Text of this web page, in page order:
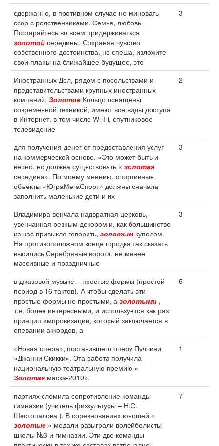
сдержанно, в противном случае не миновать
ссор с родственниками. Семья, любовь
Постарайтесь во всем придерживаться
золотой середины. Сохраняя чувство
собственного достоинства, не спеша, изложите
свои планы на ближайшее будущее, это
3
Иностранных Дел, рядом с посольствами и
представительствами крупных иностранных
компаний. Золотое Кольцо оснащены
современной техникой, имеют все виды доступа
в Интернет, в том числе Wi-Fi, спутниковое
телевидение
2
для получения денег от предоставления услуг
на коммерческой основе. «Это может быть и
верно, но должна существовать « золотая
середина». По моему мнению, спортивные
объекты «ЮграМегаСпорт» должны сначала
заполнить маленькие дети и их
3
Владимира венчала надвратная церковь,
увенчанная резным декором и, как большинство
из нас привыкло говорить, золотым куполом.
На противоположном конце городка так сказать
высились Серебряные ворота, не менее
массивные и праздничные
3
в джазовой музыке – простые формы (простой
период в 16 тактов). А чтобы сделать эти
простые формы не простыми, а золотыми ,
т.е. более интересными, и используется как раз
принцип импровизации, который заключается в
опевании аккордов, а
5
«Новая опера», поставившего оперу Пуччини
«Джанни Скикки». Эта работа получила
национальную театральную премию «
Золотая маска-2010».
1
партиях сломила сопротивление команды
гимназии (учитель физкультуры – Н.С.
Шестопалова ). В соревнованиях юношей «
золотые » медали разыграли волейболисты
школы №3 и гимназии. Эти две команды
7